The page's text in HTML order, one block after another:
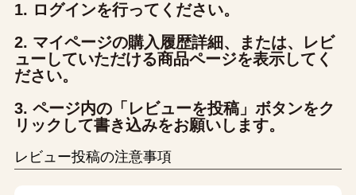
1. ログインを行ってください。
2. マイページの購入履歴詳細、または、レビ
ューしていただける商品ページを表示してく
ださい。
3. ページ内の「レビューを投稿」ボタンをク
リックして書き込みをお願いします。
レビュー投稿の注意事項